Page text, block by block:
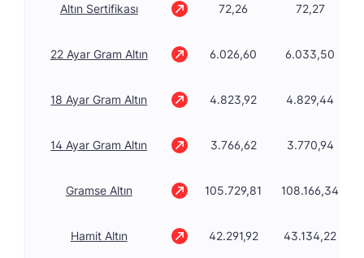
Altın Sertifikası 72,26 72,27
22 Ayar Gram Altın 6.026,60 6.033,50
18 Ayar Gram Altın 4.823,92 4.829,44
14 Ayar Gram Altın 3.766,62 3.770,94
Gramse Altın 105.729,81 108.166,34
Hamit Altın 42.291,92 43.134,22